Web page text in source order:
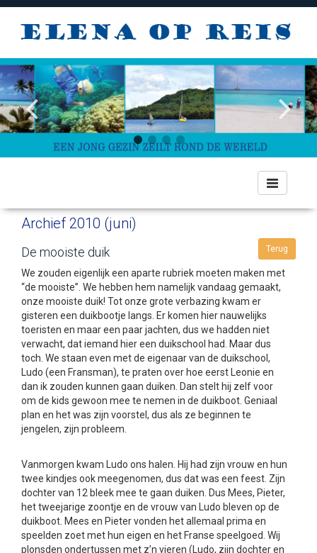
Toggle
navigation
Archief 2010 (juni)
Terug
De mooiste duik
We zouden eigenlijk een aparte rubriek moeten maken met
“de mooiste”. We hebben hem namelijk vandaag gemaakt,
onze mooiste duik! Tot onze grote verbazing kwam er
gisteren een duikbootje langs. Er komen hier nauwelijks
toeristen en maar een paar jachten, dus we hadden niet
verwacht, dat iemand hier een duikschool had. Maar dus
toch. We staan even met de eigenaar van de duikschool,
Ludo (een Fransman), te praten over hoe eerst Leonie en
dan ik zouden kunnen gaan duiken. Dan stelt hij zelf voor
om de kids gewoon mee te nemen in de duikboot. Geniaal
plan en het was zijn voorstel, dus als ze beginnen te
jengelen, zijn probleem.
Vanmorgen kwam Ludo ons halen. Hij had zijn vrouw en hun
twee kindjes ook meegenomen, dus dat was een feest. Zijn
dochter van 12 bleek mee te gaan duiken. Dus Mees, Pieter,
het tweejarige zoontje en de vrouw van Ludo bleven op de
duikboot. Mees en Pieter vonden het allemaal prima en
speelden zoet met hun eigen en het Franse speelgoed. Wij
plonsden ondertussen met z’n vieren (Ludo, zijn dochter en